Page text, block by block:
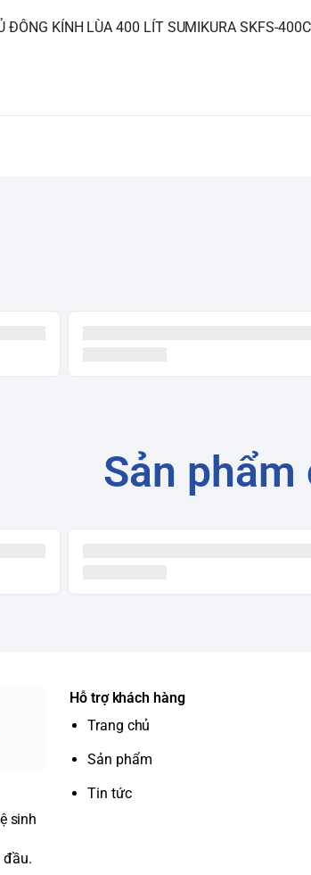
KÍNH LÙA 400 LÍT SUMIKURA SKFS-
Sản
sinh
đầu.
Hỗ trợ khách hàng
Trang chủ
Sản phẩm
Tin tức